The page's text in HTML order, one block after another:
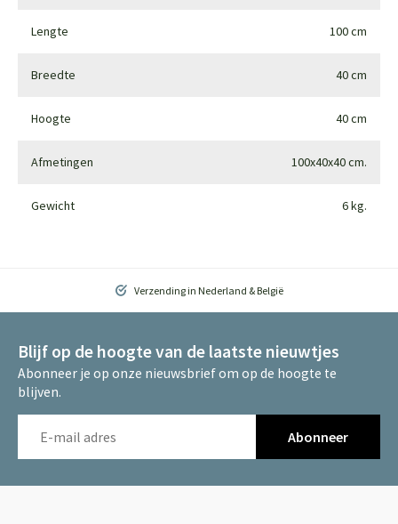
Lengte 100 cm
Breedte 40 cm
Hoogte 40 cm
Afmetingen 100x40x40 cm.
Gewicht 6 kg.
Verzending in Nederland & België
Blijf op de hoogte van de laatste nieuwtjes
Abonneer je op onze nieuwsbrief om op de hoogte te
blijven.
Abonneer